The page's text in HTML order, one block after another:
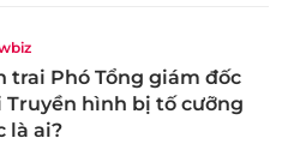
trai Phó Tổng giám đốc
Truyền hình bị tố cưỡng
là ai?